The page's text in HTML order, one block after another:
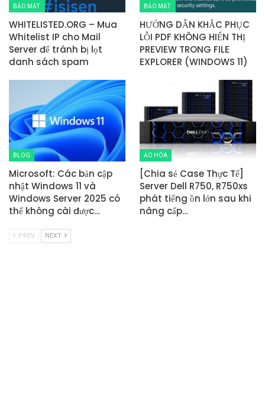
BẢO MẬT
WHITELISTED.ORG – Mua
Whitelist IP cho Mail
Server để tránh bị lọt
danh sách spam
BẢO MẬT
HƯỚNG DẪN KHẮC PHỤC
LỖI PDF KHÔNG HIỂN THỊ
PREVIEW TRONG FILE
EXPLORER (WINDOWS 11)
BLOG
Microsoft: Các bản cập
nhật Windows 11 và
Windows Server 2025 có
thể không cài được…
ẢO HÓA
[Chia sẻ Case Thực Tế]
Server Dell R750, R750xs
phát tiếng ồn lớn sau khi
nâng cấp…
PREV NEXT